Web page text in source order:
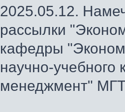
2025.05.12.
рассылки
кафедры
научно-
менеджмент"